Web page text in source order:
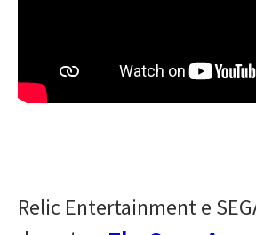
Relic Entertainment e